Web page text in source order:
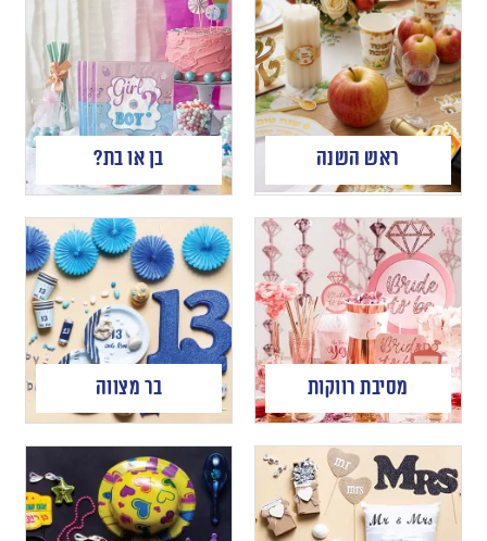
ראש השנה בן או בת?
מסיבת רווקות בר מצווה